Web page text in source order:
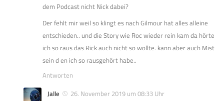
dem Podcast nicht Nick dabei?
Der fehlt mir weil so klingt es nach Gilmour hat alles alleine
entschieden.. und die Story wie Roc wieder rein kam da hörte
ich so raus das Rick auch nicht so wollte. kann aber auch Mist
sein d en ich so rausgehört habe..
Antworten
Jalle
26. November 2019 um 08:33 Uhr